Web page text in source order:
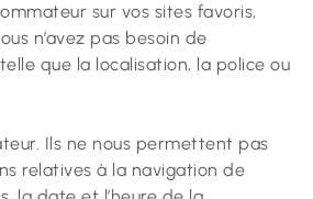
sur vos sites favoris,
n’avez pas besoin de
que la localisation, la police ou
Ils ne nous permettent pas
relatives à la navigation de